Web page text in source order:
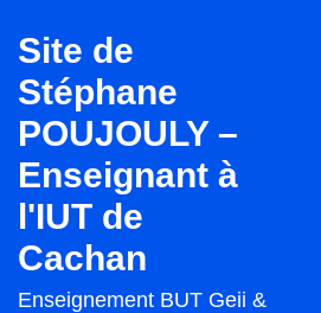
passer
au
contenu
principal
Site de
Stéphane
POUJOULY –
Enseignant à
l'IUT de
Cachan
Enseignement BUT Geii &